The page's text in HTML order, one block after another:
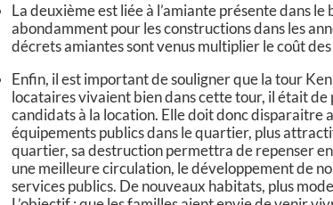
La deuxième est liée à l’amiante présente dans
abondamment pour les constructions dans les
décrets amiantes sont venus multiplier le coût
Enfin, il est important de souligner que la tour
locataires vivaient bien dans cette tour, il était
candidats à la location. Elle doit donc disparaitre
équipements publics dans le quartier, plus
quartier, sa destruction permettra de repenser
une meilleure circulation, le développement de
services publics. De nouveaux habitats, plus